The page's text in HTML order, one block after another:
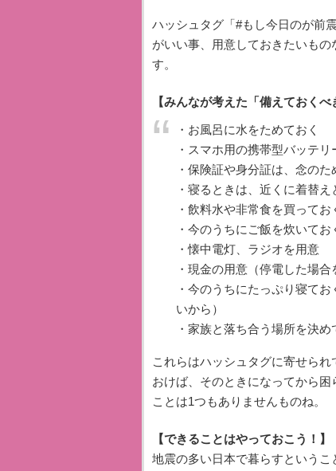
ハッシュタグ「#もし今日のが前
がいい事、用意しておきたいも
す。
【みんなが考えた「備えておくべ
・お風呂に水をためておく
・スマホ用の携帯型バッテ
・保険証や身分証は、念のた
・寝るときは、近くに着替え
・飲料水や非常食を買ってお
・今のうちにご飯を炊いてお
・懐中電灯、ラジオを用意
・現金の用意（停電した場合
・今のうちにたっぷり寝て
いから）
・家族と落ち合う場所を決め
これらはハッシュタグに寄せら
おけば、そのときになってから
ことは1つもありませんものね。
【できることはやっておこう！】
地震の多い日本で暮らすという